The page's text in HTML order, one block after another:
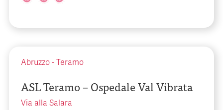
Abruzzo - Teramo
ASL Teramo – Ospedale Val Vibrata
Via alla Salara